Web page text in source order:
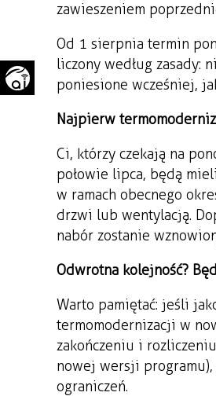
zawieszeniem
Od 1 sierpnia termin
liczony według zasady:
poniesione wcześniej,
Najpierw
Ci, którzy czekają na
połowie lipca, będą
w ramach obecnego
drzwi lub wentylacją.
nabór zostanie
Odwrotna kolejność?
Warto pamiętać: jeśli
termomodernizacji w
zakończeniu i
nowej wersji
ograniczeń.